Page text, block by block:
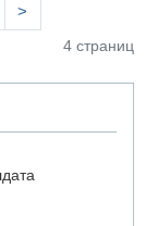
>
4 страниц